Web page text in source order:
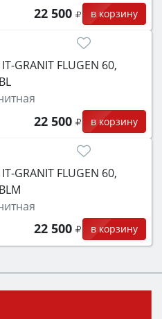
22 500 в корзину
GRANIT FLUGEN 60,
22 500 в корзину
GRANIT FLUGEN 60,
22 500 в корзину